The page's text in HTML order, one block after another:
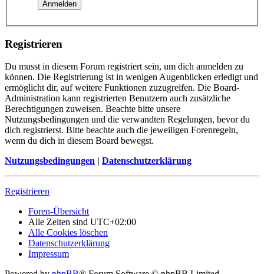
Registrieren
Du musst in diesem Forum registriert sein, um dich anmelden zu
können. Die Registrierung ist in wenigen Augenblicken erledigt und
ermöglicht dir, auf weitere Funktionen zuzugreifen. Die Board-
Administration kann registrierten Benutzern auch zusätzliche
Berechtigungen zuweisen. Beachte bitte unsere
Nutzungsbedingungen und die verwandten Regelungen, bevor du
dich registrierst. Bitte beachte auch die jeweiligen Forenregeln,
wenn du dich in diesem Board bewegst.
Nutzungsbedingungen | Datenschutzerklärung
Registrieren
Foren-Übersicht
Alle Zeiten sind UTC+02:00
Alle Cookies löschen
Datenschutzerklärung
Impressum